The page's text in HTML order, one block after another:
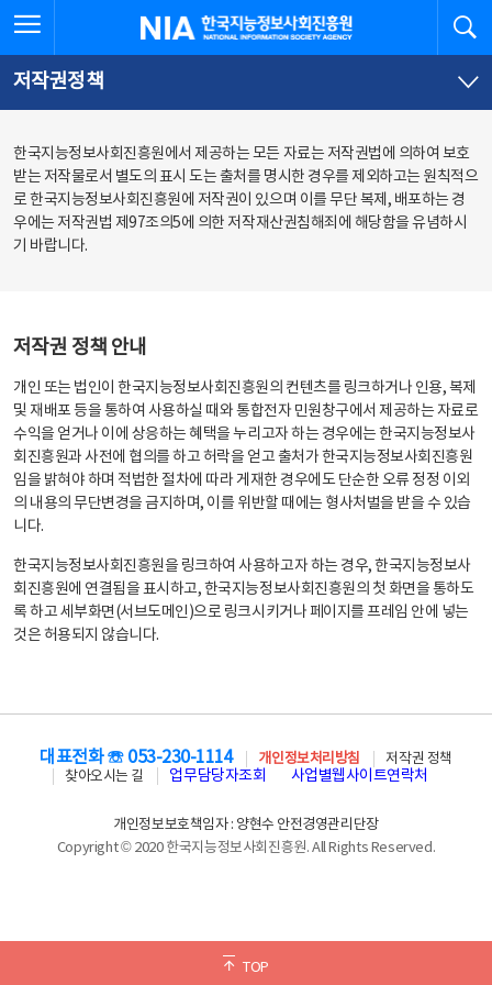
문
로
가
체
뉴
바
가
한국지능정보사회진흥원
저작권정책
한국지능정보사회진흥원에서 제공하는 모든 자료는 저작권법에 의하여 보호
받는 저작물로서 별도의 표시 도는 출처를 명시한 경우를 제외하고는 원칙적으
로 한국지능정보사회진흥원에 저작권이 있으며 이를 무단 복제, 배포하는 경
우에는 저작권법 제97조의5에 의한 저작재산권침해죄에 해당함을 유념하시
기 바랍니다.
저작권 정책 안내
개인 또는 법인이 한국지능정보사회진흥원의 컨텐츠를 링크하거나 인용, 복제
및 재배포 등을 통하여 사용하실 때와 통합전자 민원창구에서 제공하는 자료로
수익을 얻거나 이에 상응하는 혜택을 누리고자 하는 경우에는 한국지능정보사
회진흥원과 사전에 협의를 하고 허락을 얻고 출처가 한국지능정보사회진흥원
임을 밝혀야 하며 적법한 절차에 따라 게재한 경우에도 단순한 오류 정정 이외
의 내용의 무단변경을 금지하며, 이를 위반할 때에는 형사처벌을 받을 수 있습
니다.
한국지능정보사회진흥원을 링크하여 사용하고자 하는 경우, 한국지능정보사
회진흥원에 연결됨을 표시하고, 한국지능정보사회진흥원의 첫 화면을 통하도
록 하고 세부화면(서브도메인)으로 링크시키거나 페이지를 프레임 안에 넣는
것은 허용되지 않습니다.
TOP
대표전화 ☏ 053-230-1114 개인정보처리방침
저작권 정책
찾아오시는 길
업무담당자조회 사업별웹사이트연락처
개인정보보호책임자 : 양현수 안전경영관리단장
Copyright © 2020 한국지능정보사회진흥원. All Rights Reserved.